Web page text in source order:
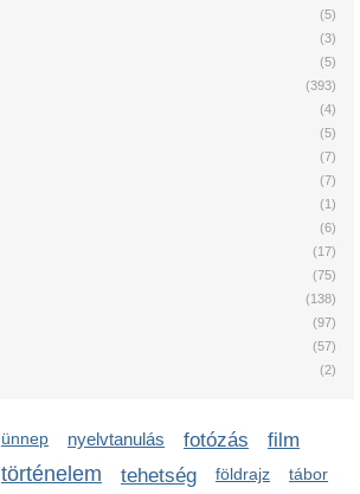
(5)
(3)
(5)
(393)
(4)
(5)
(7)
(7)
(1)
(6)
(17)
(75)
(138)
(97)
(57)
(2)
ünnep nyelvtanulás fotózás
történelem tehetség
film
földrajz tábor